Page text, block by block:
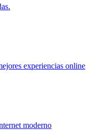
experiencias online
moderno